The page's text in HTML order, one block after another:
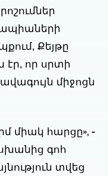
Քեյթը
էր, որ սրտի
միջոցն
միակ հարցը», -
գոհ
տվեց